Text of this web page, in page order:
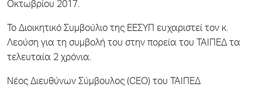
Οκτωβρίου 2017.
Το Διοικητικό Συμβούλιο της ΕΕΣΥΠ ευχαριστεί τον κ.
Λεούση για τη συμβολή του στην πορεία του ΤΑΙΠΕΔ τα
τελευταία 2 χρόνια.
Νέος Διευθύνων Σύμβουλος (CEO) του ΤΑΙΠΕΔ